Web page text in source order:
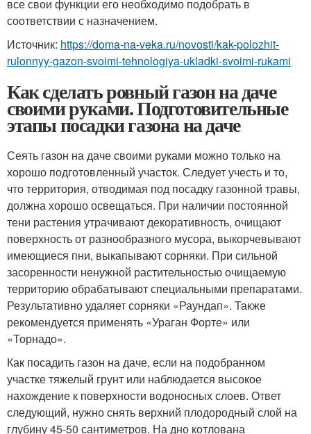
все свои функции его необходимо подобрать в
соответствии с назначением.
Источник: https://doma-na-veka.ru/novosti/kak-polozhit-
rulonnyy-gazon-svoimi-tehnologiya-ukladki-svoimi-rukami
Как сделать ровный газон на даче
своими руками. Подготовительные
этапы посадки газона на даче
Сеять газон на даче своими руками можно только на
хорошо подготовленный участок. Следует учесть и то,
что территория, отводимая под посадку газонной травы,
должна хорошо освещаться. При наличии постоянной
тени растения утрачивают декоративность, очищают
поверхность от разнообразного мусора, выкорчевывают
имеющиеся пни, выкапывают сорняки. При сильной
засоренности ненужной растительностью очищаемую
территорию обрабатывают специальными препаратами.
Результативно удаляет сорняки «Раундап». Также
рекомендуется применять «Ураган Форте» или
«Торнадо».
Как посадить газон на даче, если на подобранном
участке тяжелый грунт или наблюдается высокое
нахождение к поверхности водоносных слоев. Ответ
следующий, нужно снять верхний плодородный слой на
глубину 45-50 сантиметров. На дно котлована